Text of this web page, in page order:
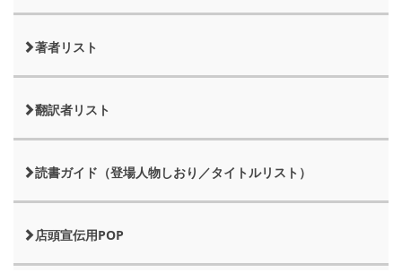
著者リスト
翻訳者リスト
読書ガイド（登場人物しおり／タイトルリスト）
店頭宣伝用POP